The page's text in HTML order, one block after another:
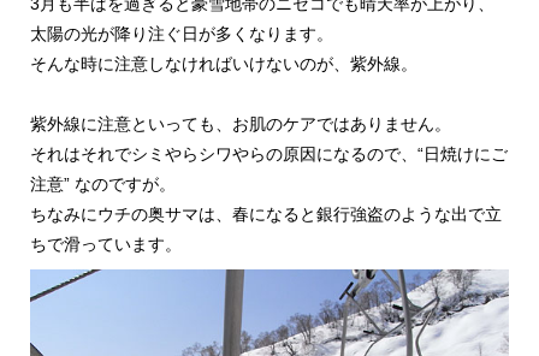
太陽の光が降り注ぐ日が多くなります。
そんな時に注意しなければいけないのが、紫外線。
紫外線に注意といっても、お肌のケアではありません。
それはそれでシミやらシワやらの原因になるので、“日焼けにご
注意” なのですが。
ちなみにウチの奥サマは、春になると銀行強盗のような出で立
ちで滑っています。